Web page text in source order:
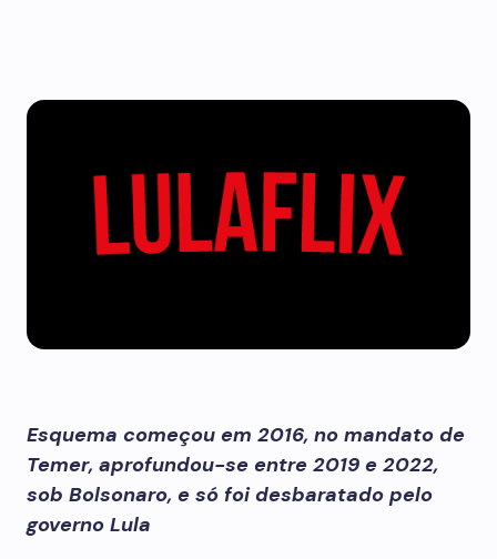
Esquema começou em 2016, no mandato de
Temer, aprofundou-se entre 2019 e 2022,
sob Bolsonaro, e só foi desbaratado pelo
governo Lula